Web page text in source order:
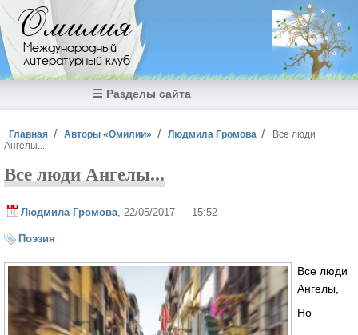
Перейти к основному содержанию
Омилия
Международный
литературный клуб
☰ Разделы сайта
Вы здесь
Главная Авторы «Омилии» Людмила Громова
Все люди
Ангелы...
Все люди Ангелы...
Людмила Громова , 22/05/2017 — 15:52
Поэзия
Все люди
Ангелы,
Но